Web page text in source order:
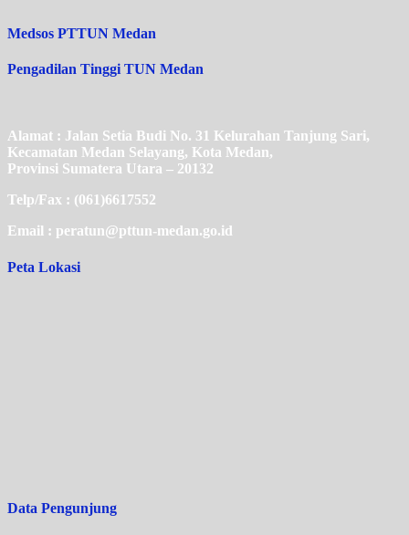
Medsos PTTUN Medan
Pengadilan Tinggi TUN Medan
Alamat : Jalan Setia Budi No. 31 Kelurahan Tanjung Sari,
Kecamatan Medan Selayang, Kota Medan,
Provinsi Sumatera Utara – 20132
Telp/Fax : (061)6617552
Email : peratun@pttun-medan.go.id
Peta Lokasi
Data Pengunjung